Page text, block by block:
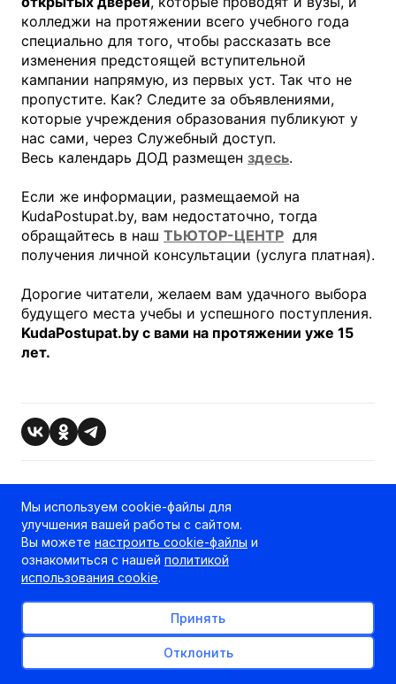
колледжи на протяжении всего учебного года
специально для того, чтобы рассказать все
изменения предстоящей вступительной
кампании напрямую, из первых уст. Так что не
пропустите. Как? Следите за объявлениями,
которые учреждения образования публикуют у
нас сами, через Служебный доступ.
Весь календарь ДОД размещен здесь.
Если же информации, размещаемой на
KudaPostupat.by, вам недостаточно, тогда
обращайтесь в наш ТЬЮТОР-ЦЕНТР для
получения личной консультации (услуга платная).
Дорогие читатели, желаем вам удачного выбора
будущего места учебы и успешного поступления.
KudaPostupat.by с вами на протяжении уже 15
лет.
Связанные статьи
А что, если абитуриент
наберет на ЦЭ «0» баллов?
Министерство
озвучило главные
Мы используем cookie-файлы для
улучшения вашей работы с сайтом.
Вы можете настроить cookie-файлы и
ознакомиться с нашей политикой
использования cookie.
Принять
Отклонить